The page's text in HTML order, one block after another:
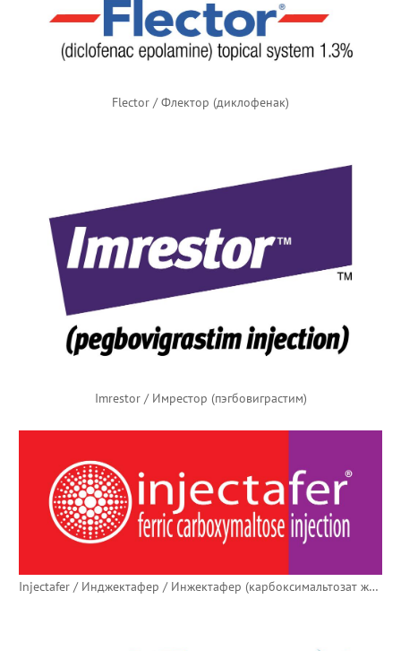
Flector / Флектор (диклофенак)
Imrestor / Имрестор (пэгбовиграстим)
Injectafer / Инджектафер / Инжектафер (карбоксимальтозат железа)